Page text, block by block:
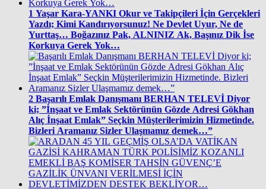
1 Yaşar Kara-YANKI Okur ve Takipçileri İçin Gerçekleri
Yazdı; Kimi Kandırıyorsunuz! Ne Devlet Uyur, Ne de
Yurttaş… Boğazınız Pak, ALNINIZ Ak, Başınız Dik İse
Korkuya Gerek Yok…
2 Başarılı Emlak Danışmanı BERHAN TELEVİ Diyor
ki; ”İnşaat ve Emlak Sektörünün Gözde Adresi Gökhan
Alıç İnşaat Emlak” Seçkin Müşterilerimizin Hizmetinde.
Bizleri Aramanız Sizler Ulaşmamız demek…”